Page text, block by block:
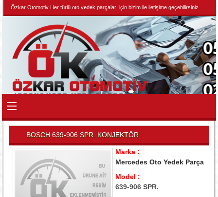
Özkar Otomotiv Her türlü oto yedek parçaları için bizim ile iletişime geçebilirsiniz.
BOSCH 639-906 SPR. KONJEKTÖR
Marka :
Mercedes Oto Yedek Parça
Model :
639-906 SPR.